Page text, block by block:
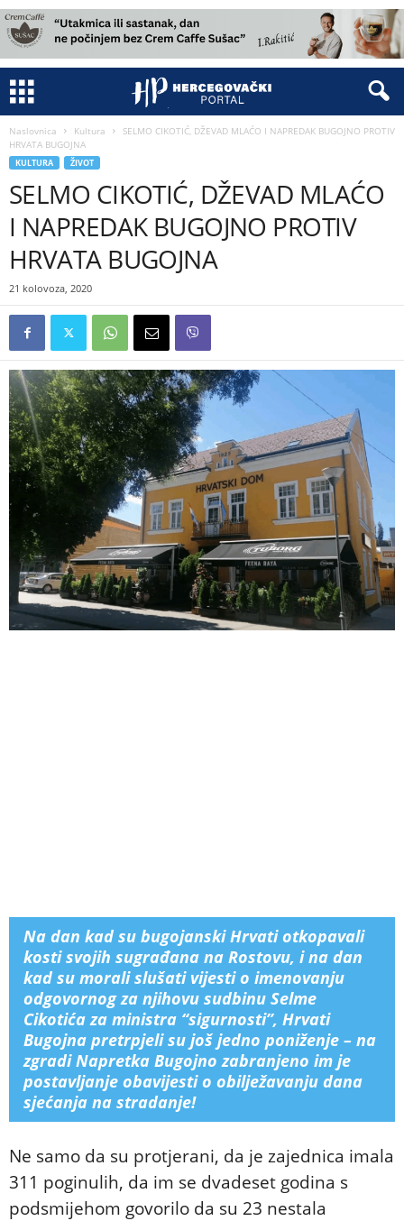
Naslovnica Kultura
SELMO CIKOTIĆ, DŽEVAD MLAĆO I NAPREDAK BUGOJNO PROTIV
HRVATA BUGOJNA
KULTURA ŽIVOT
SELMO CIKOTIĆ, DŽEVAD MLAĆO
I NAPREDAK BUGOJNO PROTIV
HRVATA BUGOJNA
21 kolovoza, 2020
Na dan kad su bugojanski Hrvati otkopavali
kosti svojih sugrađana na Rostovu, i na dan
kad su morali slušati vijesti o imenovanju
odgovornog za njihovu sudbinu Selme
Cikotića za ministra “sigurnosti”, Hrvati
Bugojna pretrpjeli su još jedno poniženje – na
zgradi Napretka Bugojno zabranjeno im je
postavljanje obavijesti o obilježavanju dana
sjećanja na stradanje!
Ne samo da su protjerani, da je zajednica imala
311 poginulih, da im se dvadeset godina s
podsmijehom govorilo da su 23 nestala